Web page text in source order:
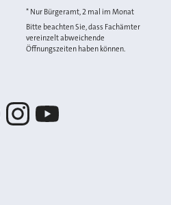
* Nur Bürgeramt, 2 mal im Monat
Bitte beachten Sie, dass Fachämter
vereinzelt abweichende
Öffnungszeiten haben können.